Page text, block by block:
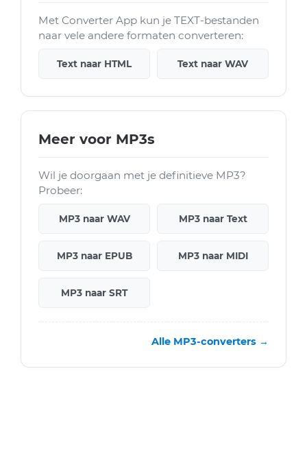
Met Converter App kun je TEXT-bestanden
naar vele andere formaten converteren:
Text naar HTML Text naar WAV
Meer voor MP3s
Wil je doorgaan met je definitieve MP3?
Probeer:
MP3 naar WAV MP3 naar Text
MP3 naar EPUB MP3 naar MIDI
MP3 naar SRT
Alle MP3-converters →